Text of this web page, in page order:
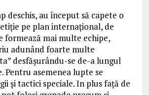
deschis, au început să capete o
pe plan internațional, de
formează mai multe echipe,
adunând foarte multe
desfășurându-se de-a lungul
Pentru asemenea lupte se
și tactici speciale. In plus faţă de